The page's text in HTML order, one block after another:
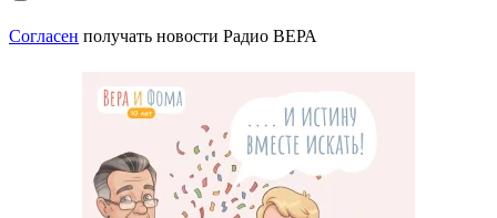
Согласен получать новости Радио ВЕРА